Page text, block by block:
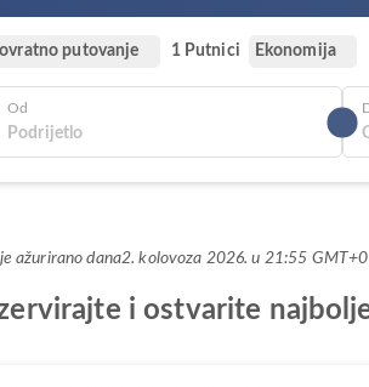
putovanje 1 Putnici Ekonomija
Od
ažurirano dana2. kolovoza 2026. u 21:55 GMT+0
i ostvarite